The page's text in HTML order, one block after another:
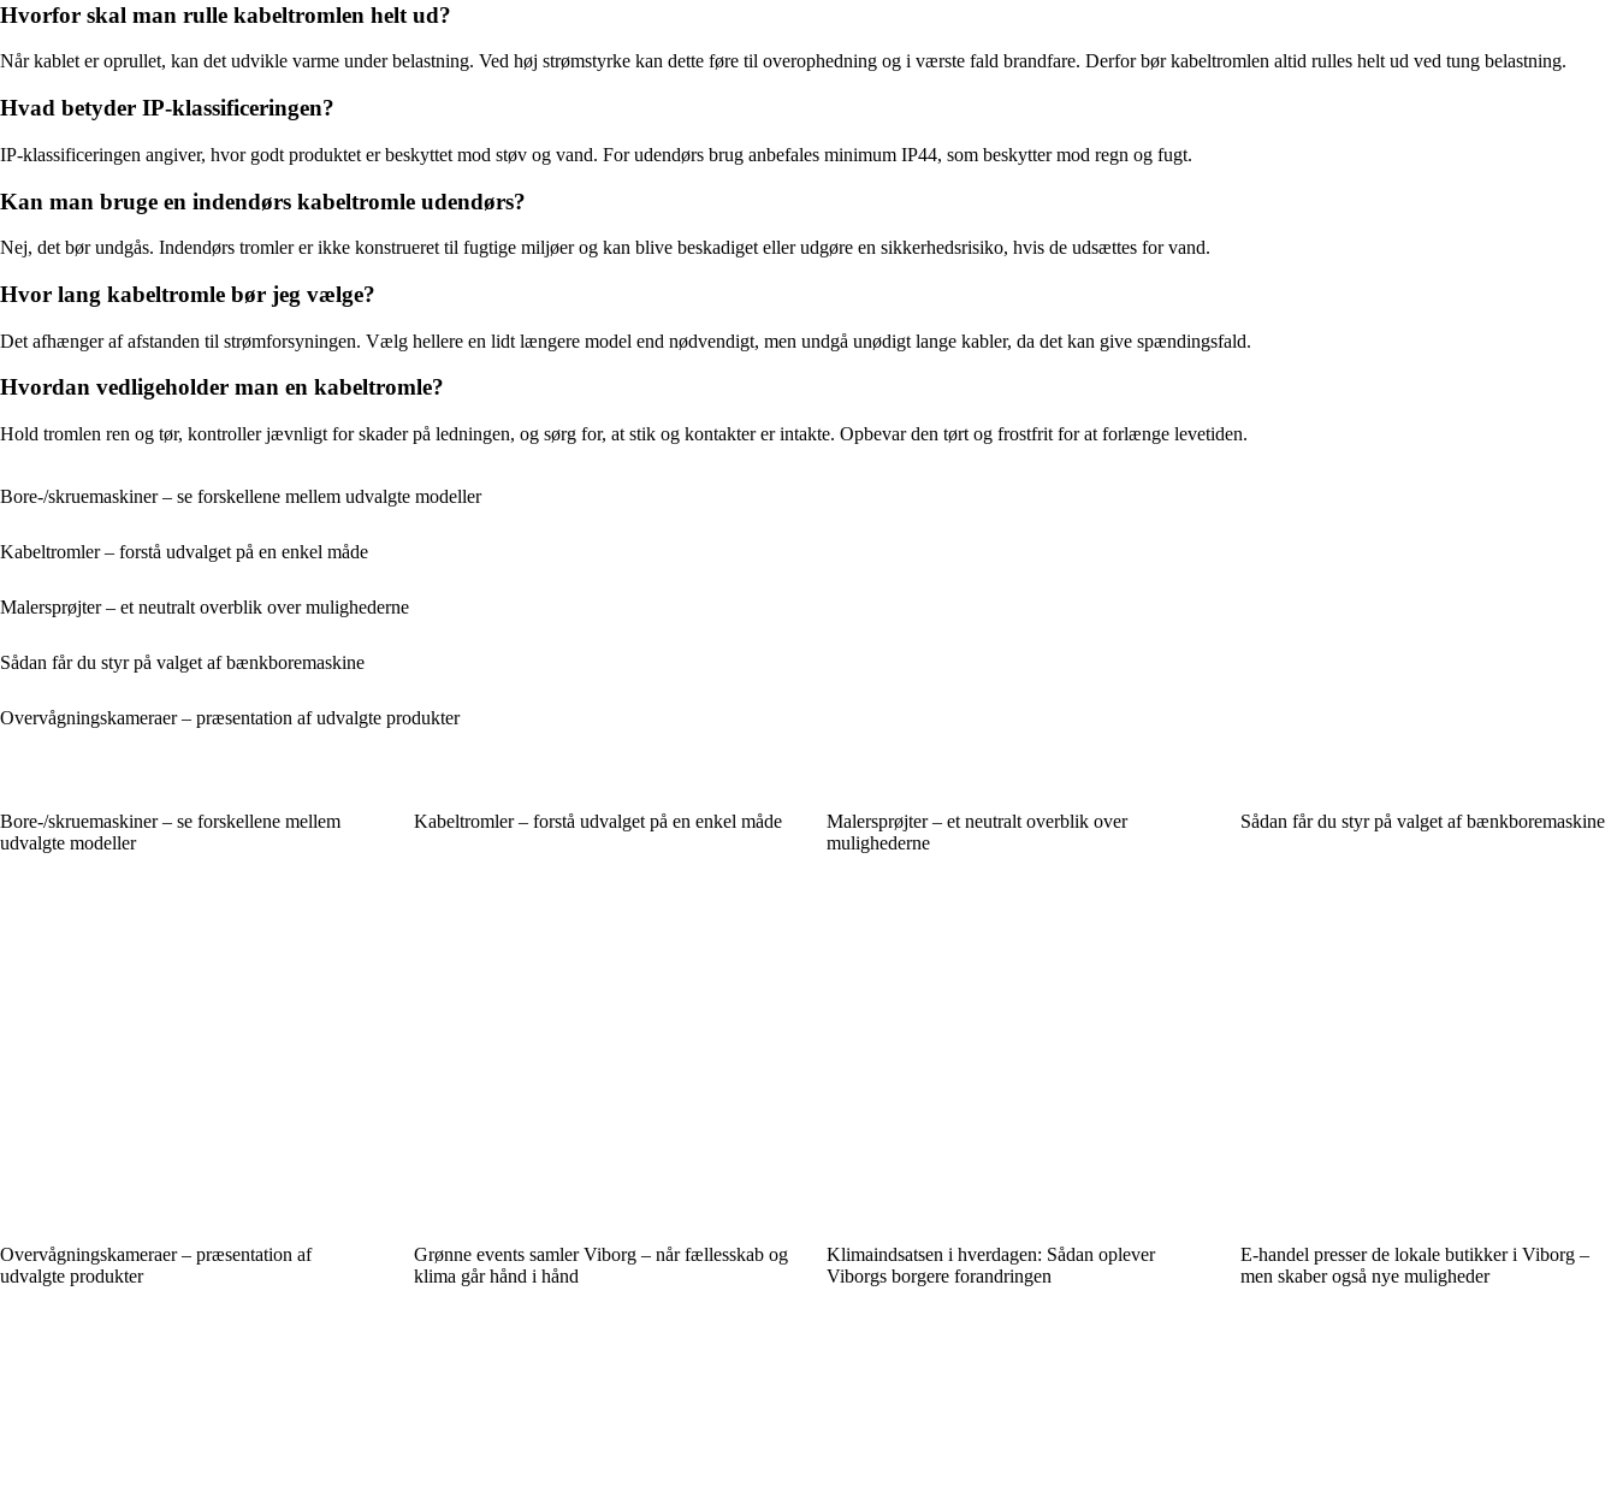
Hvorfor skal man rulle kabeltromlen helt ud?
Når kablet er oprullet, kan det udvikle varme under belastning. Ved høj strømstyrke kan dette føre til overophedning og i værste fald brandfare. Derfor bør kabeltromlen altid rulles helt ud ved tung belastning.
Hvad betyder IP-klassificeringen?
IP-klassificeringen angiver, hvor godt produktet er beskyttet mod støv og vand. For udendørs brug anbefales minimum IP44, som beskytter mod regn og fugt.
Kan man bruge en indendørs kabeltromle udendørs?
Nej, det bør undgås. Indendørs tromler er ikke konstrueret til fugtige miljøer og kan blive beskadiget eller udgøre en sikkerhedsrisiko, hvis de udsættes for vand.
Hvor lang kabeltromle bør jeg vælge?
Det afhænger af afstanden til strømforsyningen. Vælg hellere en lidt længere model end nødvendigt, men undgå unødigt lange kabler, da det kan give spændingsfald.
Hvordan vedligeholder man en kabeltromle?
Hold tromlen ren og tør, kontroller jævnligt for skader på ledningen, og sørg for, at stik og kontakter er intakte. Opbevar den tørt og frostfrit for at forlænge levetiden.
Bore-/skruemaskiner – se forskellene mellem udvalgte modeller
Kabeltromler – forstå udvalget på en enkel måde
Malersprøjter – et neutralt overblik over mulighederne
Sådan får du styr på valget af bænkboremaskine
Overvågningskameraer – præsentation af udvalgte produkter
Bore-/skruemaskiner – se forskellene mellem
udvalgte modeller
Kabeltromler – forstå udvalget på en enkel måde
Malersprøjter – et neutralt overblik over
mulighederne
Sådan får du styr på valget af bænkboremaskine
Overvågningskameraer – præsentation af
udvalgte produkter
Grønne events samler Viborg – når fællesskab og
klima går hånd i hånd
Klimaindsatsen i hverdagen: Sådan oplever
Viborgs borgere forandringen
E-handel presser de lokale butikker i Viborg –
men skaber også nye muligheder